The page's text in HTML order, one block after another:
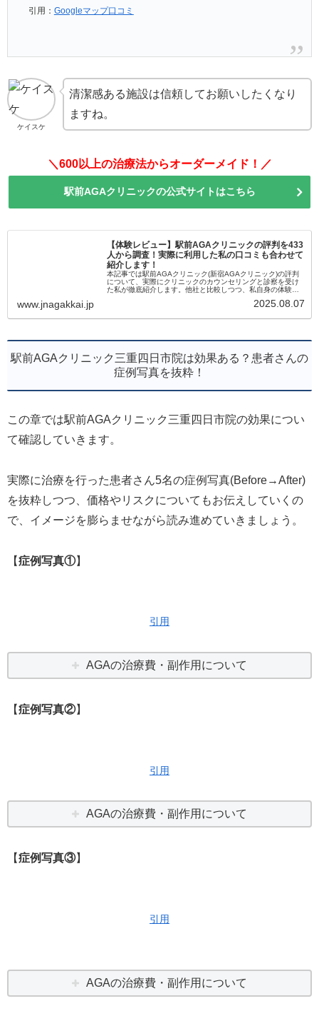
引用： Googleマップ口コミ
ケイスケ
清潔感ある施設は信頼してお願いしたくなり
ますね。
＼600以上の治療法からオーダーメイド！／
駅前AGAクリニックの公式サイトはこちら
【体験レビュー】駅前AGAクリニックの評判を433
人から調査！実際に利用した私の口コミも合わせて
紹介します！
本記事では駅前AGAクリニック(新宿AGAクリニック)の評判
について、実際にクリニックのカウンセリングと診察を受け
た私が徹底紹介します。他社と比較しつつ、私自身の体験談
www.jnagakkai.jp 2025.08.07
駅前AGAクリニック三重四日市院は効果ある？患者さんの
症例写真を抜粋！
この章では駅前AGAクリニック三重四日市院の効果につい
て確認していきます。
実際に治療を行った患者さん5名の症例写真(Before→After)
を抜粋しつつ、価格やリスクについてもお伝えしていくの
で、イメージを膨らませながら読み進めていきましょう。
【症例写真①】
引用
AGAの治療費・副作用について
【症例写真②】
引用
AGAの治療費・副作用について
【症例写真③】
引用
AGAの治療費・副作用について